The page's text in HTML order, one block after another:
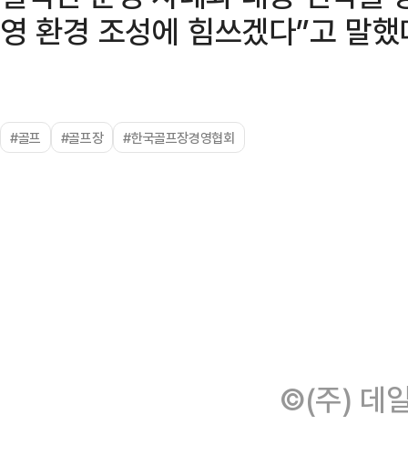
영 환경 조성에 힘쓰겠다”고 말했
#골프 #골프장 #한국골프장경영협회
©(주) 데